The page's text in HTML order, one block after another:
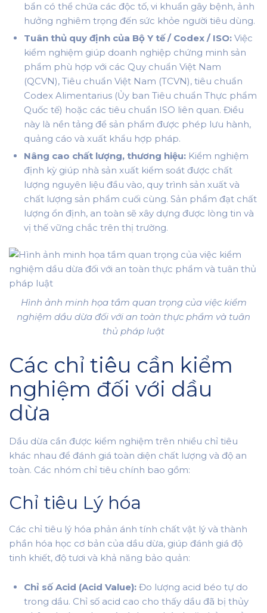
bẩn có thể chứa các độc tố, vi khuẩn gây bệnh, ảnh
hưởng nghiêm trọng đến sức khỏe người tiêu dùng.
Tuân thủ quy định của Bộ Y tế / Codex / ISO: Việc
kiểm nghiệm giúp doanh nghiệp chứng minh sản
phẩm phù hợp với các Quy chuẩn Việt Nam
(QCVN), Tiêu chuẩn Việt Nam (TCVN), tiêu chuẩn
Codex Alimentarius (Ủy ban Tiêu chuẩn Thực phẩm
Quốc tế) hoặc các tiêu chuẩn ISO liên quan. Điều
này là nền tảng để sản phẩm được phép lưu hành,
quảng cáo và xuất khẩu hợp pháp.
Nâng cao chất lượng, thương hiệu: Kiểm nghiệm
định kỳ giúp nhà sản xuất kiểm soát được chất
lượng nguyên liệu đầu vào, quy trình sản xuất và
chất lượng sản phẩm cuối cùng. Sản phẩm đạt chất
lượng ổn định, an toàn sẽ xây dựng được lòng tin và
vị thế vững chắc trên thị trường.
Hình ảnh minh họa tầm quan trọng của việc kiểm
nghiệm dầu dừa đối với an toàn thực phẩm và tuân
thủ pháp luật
Các chỉ tiêu cần kiểm
nghiệm đối với dầu
dừa
Dầu dừa cần được kiểm nghiệm trên nhiều chỉ tiêu
khác nhau để đánh giá toàn diện chất lượng và độ an
toàn. Các nhóm chỉ tiêu chính bao gồm:
Chỉ tiêu Lý hóa
Các chỉ tiêu lý hóa phản ánh tính chất vật lý và thành
phần hóa học cơ bản của dầu dừa, giúp đánh giá độ
tinh khiết, độ tươi và khả năng bảo quản:
Chỉ số Acid (Acid Value): Đo lượng acid béo tự do
trong dầu. Chỉ số acid cao cho thấy dầu đã bị thủy